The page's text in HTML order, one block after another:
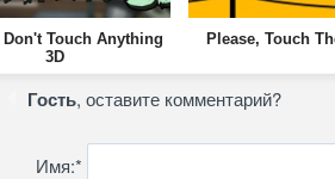
Don't Touch Anything
3D
Please, Touch
Гость, оставите комментарий?
Имя:*